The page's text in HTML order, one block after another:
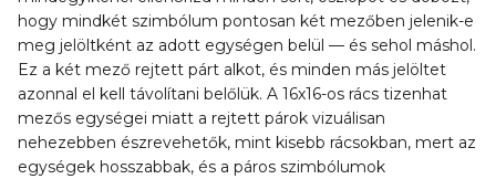
hogy mindkét szimbólum pontosan két mezőben jelenik-e
meg jelöltként az adott egységen belül — és sehol máshol.
Ez a két mező rejtett párt alkot, és minden más jelöltet
azonnal el kell távolítani belőlük. A 16x16-os rács tizenhat
mezős egységei miatt a rejtett párok vizuálisan
nehezebben észrevehetők, mint kisebb rácsokban, mert az
egységek hosszabbak, és a páros szimbólumok